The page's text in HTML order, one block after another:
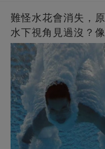
難怪水花會消失，
水下視角見過沒？